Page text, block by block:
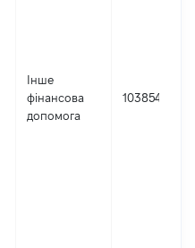
Інше
фінансова
допомога
103854